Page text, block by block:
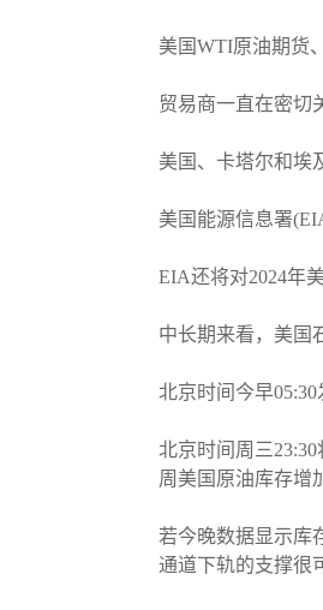
美国WTI原油期货
贸易商一直在密切
美国、卡塔尔和埃
美国能源信息署
EIA还将对2024年
中长期来看，美国
北京时间今早
北京时间周三
周美国原油库存增
若今晚数据显示库
通道下轨的支撑很